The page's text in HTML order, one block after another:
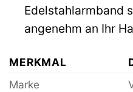
Edelstahlarmband
angenehm an Ihr
MERKMAL
Marke